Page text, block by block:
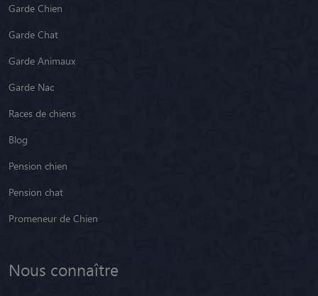
Garde Chien
Garde Chat
Garde Animaux
Garde Nac
Races de chiens
Blog
Pension chien
Pension chat
Promeneur de Chien
Nous connaître